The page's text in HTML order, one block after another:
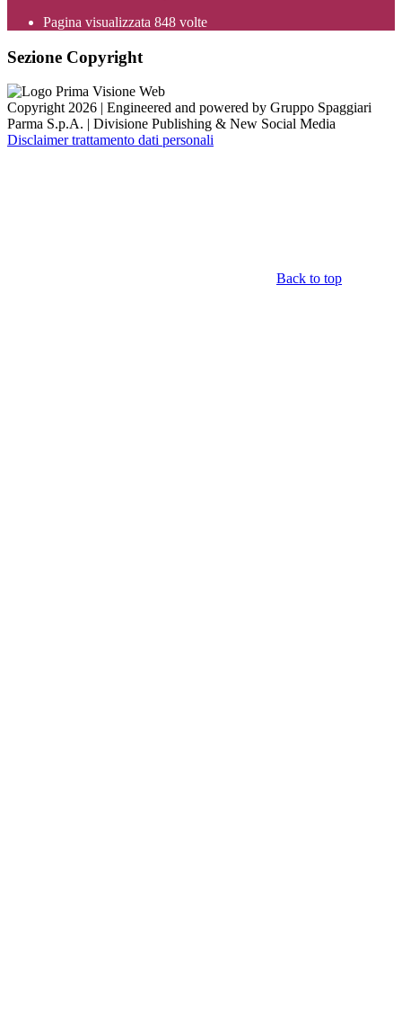
Pagina visualizzata 848 volte
Sezione Copyright
Copyright 2026 | Engineered and powered by Gruppo Spaggiari
Parma S.p.A. | Divisione Publishing & New Social Media
Disclaimer trattamento dati personali
Back to top